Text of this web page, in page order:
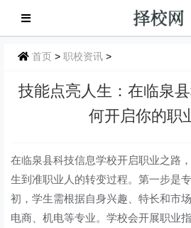
首页 >职校资讯 >
技能点亮人生：在临泉
何开启你的职
在临泉县科技信息学校开启职业之路
生到准职业人的转变过程。第一步是
初，学生需根据自身兴趣、特长和市
电商、机电等专业。学校会开展职业